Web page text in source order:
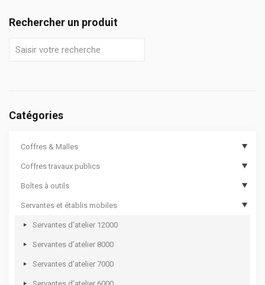
Rechercher un produit
Catégories
Coffres & Malles
Coffres de chantier
Options de coffres de chantier
Malles cantines
Coffres aluminium
Coffres rotomoulés
Coffres travaux publics
Coffres de travaux publics
Coffres de travaux publics sécurisés
Boîtes à outils
Boîtes à outils compartimentées
Boîtes à outils
Sacs à outils
Bac de transport pour outillage
Servantes et établis mobiles
Servantes d’atelier 12000
Servantes d’atelier 8000
Servantes d’atelier 7000